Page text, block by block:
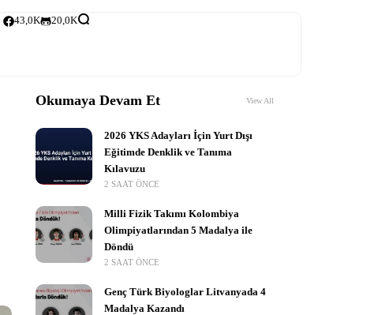
43,0K 20,0K
Okumaya Devam Et View All
2026 YKS Adayları İçin Yurt Dışı
Eğitimde Denklik ve Tanıma
Kılavuzu
2 SAAT ÖNCE
Milli Fizik Takımı Kolombiya
Olimpiyatlarından 5 Madalya ile
Döndü
2 SAAT ÖNCE
Genç Türk Biyologlar Litvanyada 4
Madalya Kazandı